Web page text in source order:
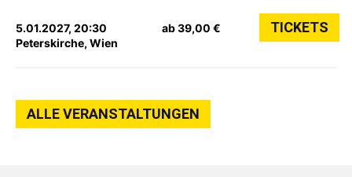
5.01.2027, 20:30
Peterskirche, Wien
ab 39,00 € TICKETS
ALLE VERANSTALTUNGEN